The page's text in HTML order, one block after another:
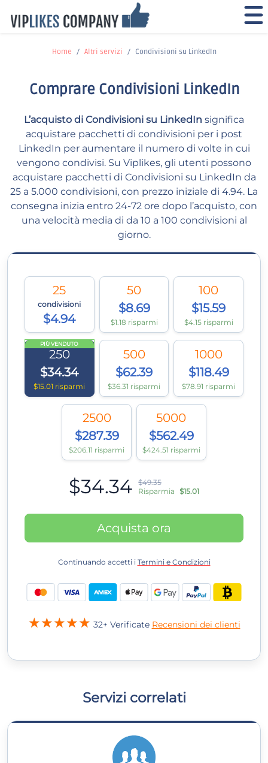
Home Altri servizi Condivisioni su LinkedIn
Comprare Condivisioni LinkedIn
L’acquisto di Condivisioni su LinkedIn significa
acquistare pacchetti di condivisioni per i post
LinkedIn per aumentare il numero di volte in cui
vengono condivisi. Su Viplikes, gli utenti possono
acquistare pacchetti di Condivisioni su LinkedIn da
25 a 5.000 condivisioni, con prezzo iniziale di 4.94. La
consegna inizia entro 24-72 ore dopo l’acquisto, con
una velocità media di da 10 a 100 condivisioni al
giorno.
25
condivisioni
$4.94
50
$8.69
$1.18 risparmi
100
$15.59
$4.15 risparmi
PIÙ VENDUTO
250
$34.34
$15.01 risparmi
500
$62.39
$36.31 risparmi
1000
$118.49
$78.91 risparmi
2500
$287.39
$206.11 risparmi
5000
$562.49
$424.51 risparmi
$34.34
$49.35
Risparmia $15.01
Acquista ora
Continuando accetti i Termini e Condizioni
32+ Verificate Recensioni dei clienti
Servizi correlati